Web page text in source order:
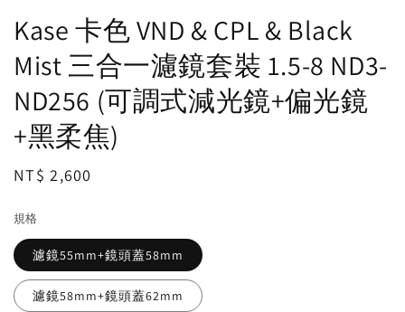
Kase 卡色 VND & CPL & Black
Mist 三合一濾鏡套裝 1.5-8 ND3-
ND256 (可調式減光鏡+偏光鏡
+黑柔焦)
Regular
NT$ 2,600
規格
濾鏡55mm+鏡頭蓋58mm
濾鏡58mm+鏡頭蓋62mm